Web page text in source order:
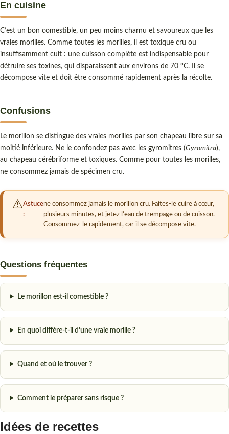
En cuisine
C’est un bon comestible, un peu moins charnu et savoureux que les
vraies morilles. Comme toutes les morilles, il est toxique cru ou
insuffisamment cuit : une cuisson complète est indispensable pour
détruire ses toxines, qui disparaissent aux environs de 70 °C. Il se
décompose vite et doit être consommé rapidement après la récolte.
Confusions
Le morillon se distingue des vraies morilles par son chapeau libre sur sa
moitié inférieure. Ne le confondez pas avec les gyromitres (Gyromitra),
au chapeau cérébriforme et toxiques. Comme pour toutes les morilles,
ne consommez jamais de spécimen cru.
Astuce
:
ne consommez jamais le morillon cru. Faites-le cuire à cœur,
plusieurs minutes, et jetez l’eau de trempage ou de cuisson.
Consommez-le rapidement, car il se décompose vite.
Questions fréquentes
Le morillon est-il comestible ?
En quoi diffère-t-il d’une vraie morille ?
Quand et où le trouver ?
Comment le préparer sans risque ?
Idées de recettes